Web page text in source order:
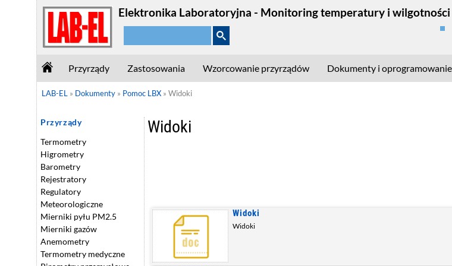
Elektronika Laboratoryjna - Monitoring temperatury i wilgotności
Przyrządy Zastosowania Wzorcowanie przyrządów Dokumenty i oprogramowanie
LAB-EL » Dokumenty » Pomoc LBX » Widoki
Przyrządy
Termometry
Higrometry
Barometry
Rejestratory
Regulatory
Meteorologiczne
Mierniki pyłu PM2.5
Mierniki gazów
Anemometry
Termometry medyczne
Widoki
Widoki
Widoki